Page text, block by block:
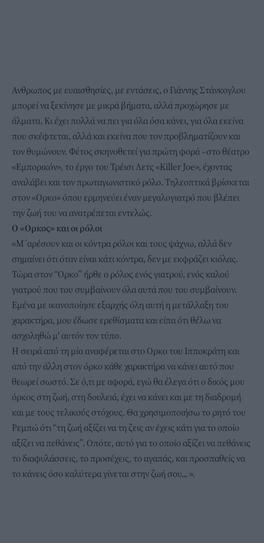
Ανθρωπος με ευαισθησίες, με εντάσεις, ο Γιάννης Στάνκογλου
μπορεί να ξεκίνησε με μικρά βήματα, αλλά προχώρησε με
άλματα. Κι έχει πολλά να πει για όλα όσα κάνει, για όλα εκείνα
που σκέφτεται, αλλά και εκείνα που τον προβληματίζουν και
τον θυμώνουν. Φέτος σκηνοθετεί για πρώτη φορά –στο θέατρο
«Εμπορικόν», το έργο του Τρέισι Λετς «Killer Joe», έχοντας
αναλάβει και τον πρωταγωνιστικό ρόλο. Τηλεοπτικά βρίσκεται
στον «Ορκο» όπου ερμηνεύει έναν μεγαλογιατρό που βλέπει
την ζωή του να ανατρέπεται εντελώς.
Ο «Ορκος» και οι ρόλοι
«Μ΄αρέσουν και οι κόντρα ρόλοι και τους ψάχνω, αλλά δεν
σημαίνει ότι όταν είναι κάτι κόντρα, δεν με εκφράζει κιόλας.
Τώρα στον “Ορκο” ήρθε ο ρόλος ενός γιατρού, ενός καλού
γιατρού που του συμβαίνουν όλα αυτά που του συμβαίνουν.
Εμένα με ικανοποίησε εξαρχής όλη αυτή η μετάλλαξη του
χαρακτήρα, μου έδωσε ερεθίσματα και είπα ότι θέλω να
ασχοληθώ μ' αυτόν τον τύπο.
Η σειρά από τη μία αναφέρεται στο Ορκο του Ιπποκράτη και
από την άλλη στον όρκο κάθε χαρακτήρα να κάνει αυτό που
θεωρεί σωστό. Σε ό,τι με αφορά, εγώ θα έλεγα ότι ο δικός μου
όρκος στη ζωή, στη δουλειά, έχει να κάνει και με τη διαδρομή
και με τους τελικούς στόχους. Θα χρησιμοποιήσω το ρητό του
Ρεμπώ ότι “τη ζωή αξίζει να τη ζεις αν έχεις κάτι για το οποίο
αξίζει να πεθάνεις”. Οπότε, αυτό για το οποίο αξίζει να πεθάνεις
το διαφυλάσσεις, το προσέχεις, το αγαπάς, και προσπαθείς να
το κάνεις όσο καλύτερα γίνεται στην ζωή σου... ».